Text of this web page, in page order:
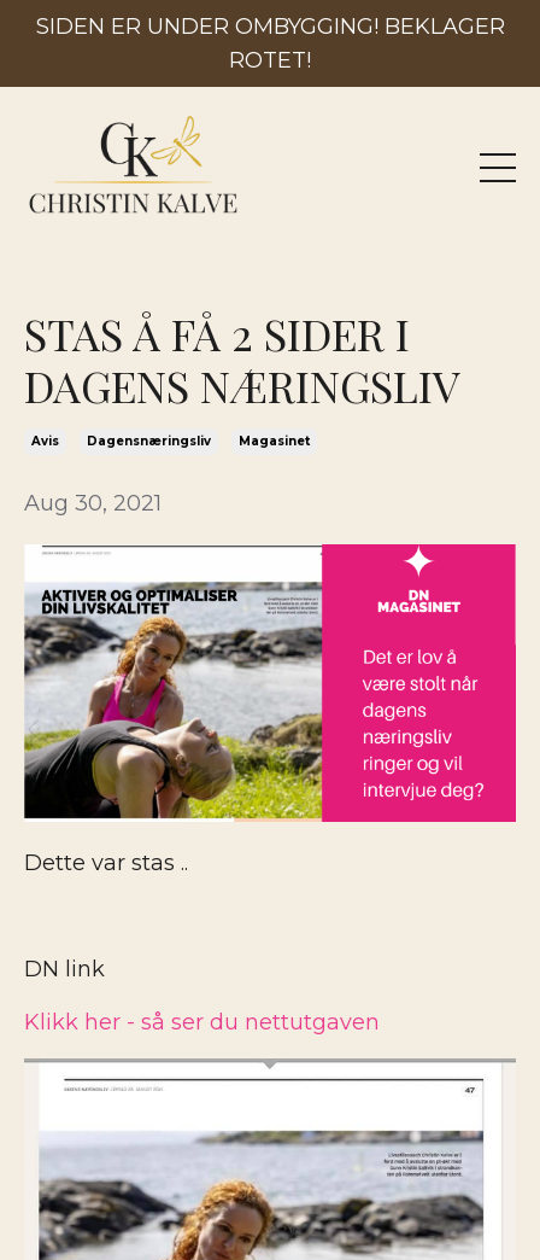
SIDEN ER UNDER OMBYGGING! BEKLAGER
ROTET!
STAS Å FÅ 2 SIDER I
DAGENS NÆRINGSLIV
Avis Dagensnæringsliv Magasinet
Aug 30, 2021
Dette var stas ..
DN link
Klikk her - så ser du nettutgaven